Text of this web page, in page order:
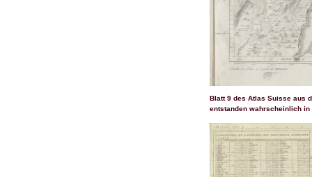
Blatt 9 des Atlas Suisse aus
entstanden wahrscheinlich in